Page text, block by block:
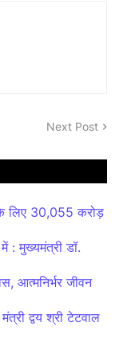
Next Post
लिए 30,055 करोड़
: मुख्यमंत्री डॉ.
आत्मनिर्भर जीवन
द्वय श्री टेटवाल